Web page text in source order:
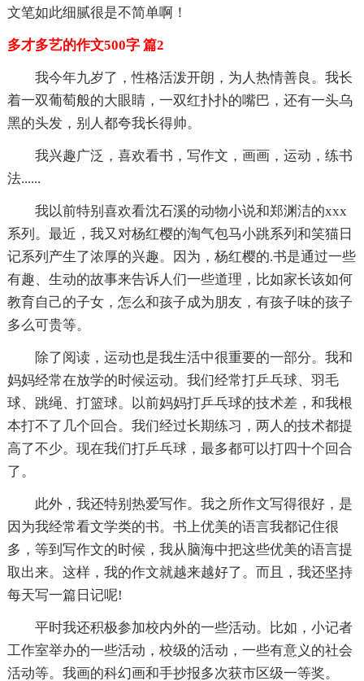
文笔如此细腻很是不简单啊！
多才多艺的作文500字 篇2
我今年九岁了，性格活泼开朗，为人热情善良。我长
着一双葡萄般的大眼睛，一双红扑扑的嘴巴，还有一头乌
黑的头发，别人都夸我长得帅。
我兴趣广泛，喜欢看书，写作文，画画，运动，练书
法......
我以前特别喜欢看沈石溪的动物小说和郑渊洁的xxx
系列。最近，我又对杨红樱的淘气包马小跳系列和笑猫日
记系列产生了浓厚的兴趣。因为，杨红樱的.书是通过一些
有趣、生动的故事来告诉人们一些道理，比如家长该如何
教育自己的子女，怎么和孩子成为朋友，有孩子味的孩子
多么可贵等。
除了阅读，运动也是我生活中很重要的一部分。我和
妈妈经常在放学的时候运动。我们经常打乒乓球、羽毛
球、跳绳、打篮球。以前妈妈打乒乓球的技术差，和我根
本打不了几个回合。我们经过长期练习，两人的技术都提
高了不少。现在我们打乒乓球，最多都可以打四十个回合
了。
此外，我还特别热爱写作。我之所作文写得很好，是
因为我经常看文学类的书。书上优美的语言我都记住很
多，等到写作文的时候，我从脑海中把这些优美的语言提
取出来。这样，我的作文就越来越好了。而且，我还坚持
每天写一篇日记呢!
平时我还积极参加校内外的一些活动。比如，小记者
工作室举办的一些活动，校级的活动，一些有意义的社会
活动等。我画的科幻画和手抄报多次获市区级一等奖。